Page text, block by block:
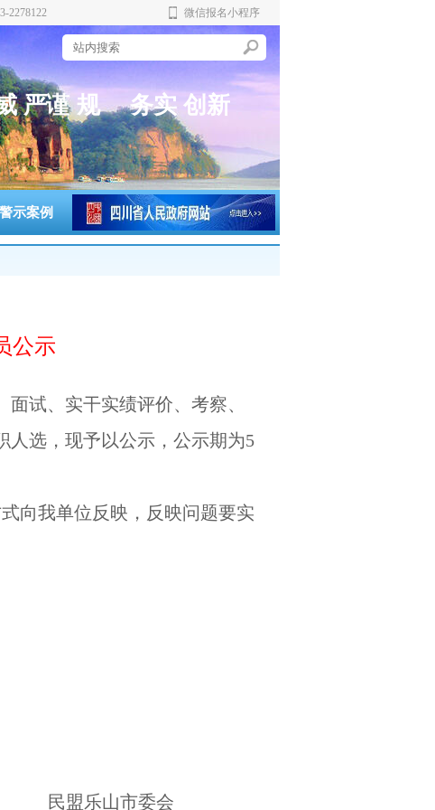
2278122 微信报名小程序
严谨 规范 务实 创 新
警示案例
公示
试、实干实绩评价、考察、
人选，现予以公示，公示期为5
向我单位反映，反映问题要实
市委会